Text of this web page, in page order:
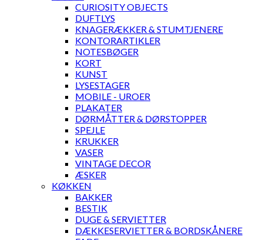
CURIOSITY OBJECTS
DUFTLYS
KNAGERÆKKER & STUMTJENERE
KONTORARTIKLER
NOTESBØGER
KORT
KUNST
LYSESTAGER
MOBILE - UROER
PLAKATER
DØRMÅTTER & DØRSTOPPER
SPEJLE
KRUKKER
VASER
VINTAGE DECOR
ÆSKER
KØKKEN
BAKKER
BESTIK
DUGE & SERVIETTER
DÆKKESERVIETTER & BORDSKÅNERE